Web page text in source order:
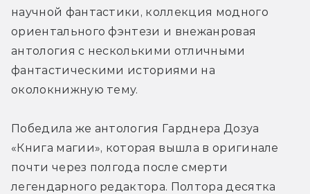
научной фантастики, коллекция модного
ориентального фэнтези и внежанровая
антология с несколькими отличными
фантастическими историями на
околокнижную тему.
Победила же антология Гарднера Дозуа
«Книга магии», которая вышла в оригинале
почти через полгода после смерти
легендарного редактора. Полтора десятка